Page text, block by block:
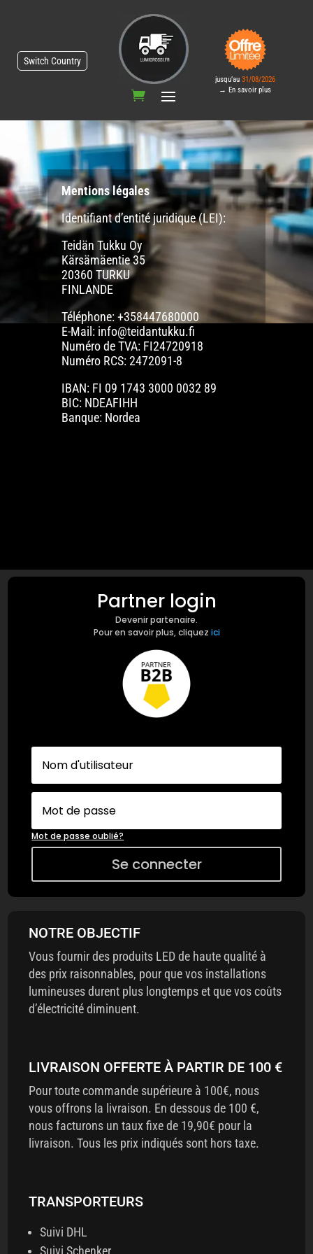
Switch Country
jusqu’au 31/08/2026
→ En savoir plus
Mentions légales
Identifiant d’entité juridique (LEI):
Teidän Tukku Oy
Kärsämäentie 35
20360 TURKU
FINLANDE
Téléphone: +358447680000
E-Mail: info@teidantukku.fi
Numéro de TVA: FI24720918
Numéro RCS: 2472091-8
IBAN: FI 09 1743 3000 0032 89
BIC: NDEAFIHH
Banque: Nordea
Partner login
Devenir partenaire.
Pour en savoir plus, cliquez ici
Mot de passe oublié?
Se connecter
NOTRE OBJECTIF
Vous fournir des produits LED de haute qualité à
des prix raisonnables, pour que vos installations
lumineuses durent plus longtemps et que vos coûts
d’électricité diminuent.
LIVRAISON OFFERTE À PARTIR DE 100 €
Pour toute commande supérieure à 100€, nous
vous offrons la livraison. En dessous de 100 €,
nous facturons un taux fixe de 19,90€ pour la
livraison. Tous les prix indiqués sont hors taxe.
TRANSPORTEURS
Suivi DHL
Suivi Schenker